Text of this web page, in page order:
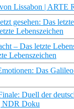
Lissabon | ARTE
gesehen: Das
Lebenszeichen
– Das letzte
Lebenszeichen
Das
Duell der
NDR Doku